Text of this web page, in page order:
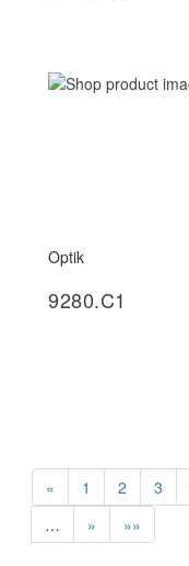
Optik
9280.C1
« 1 2 3
…
» »»